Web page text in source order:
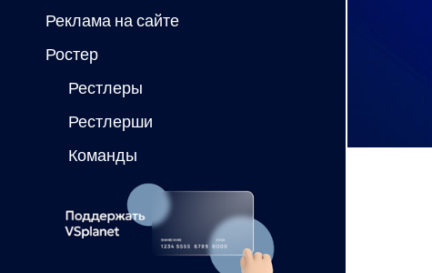
Реклама на сайте
Ростер
Рестлеры
Рестлерши
Команды